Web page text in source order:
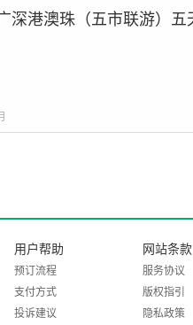
深港澳珠（五市联游）五
用户帮助
预订流程
支付方式
投诉建议
网站条款
服务协议
版权指引
隐私政策